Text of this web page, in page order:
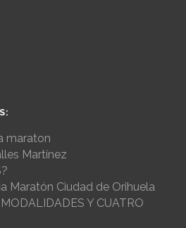
maraton
Martínez
Maratón Ciudad de Orihuela
Y CUATRO